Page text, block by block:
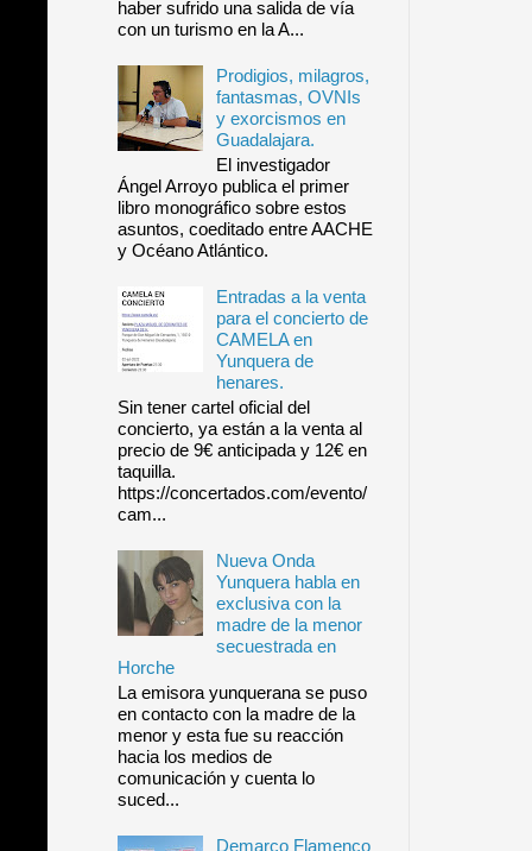
haber sufrido una salida de vía
con un turismo en la A...
Prodigios, milagros,
fantasmas, OVNIs
y exorcismos en
Guadalajara.
El investigador
Ángel Arroyo publica el primer
libro monográfico sobre estos
asuntos, coeditado entre AACHE
y Océano Atlántico.
Entradas a la venta
para el concierto de
CAMELA en
Yunquera de
henares.
Sin tener cartel oficial del
concierto, ya están a la venta al
precio de 9€ anticipada y 12€ en
taquilla.
https://concertados.com/evento/
cam...
Nueva Onda
Yunquera habla en
exclusiva con la
madre de la menor
secuestrada en
Horche
La emisora yunquerana se puso
en contacto con la madre de la
menor y esta fue su reacción
hacia los medios de
comunicación y cuenta lo
suced...
Demarco Flamenco